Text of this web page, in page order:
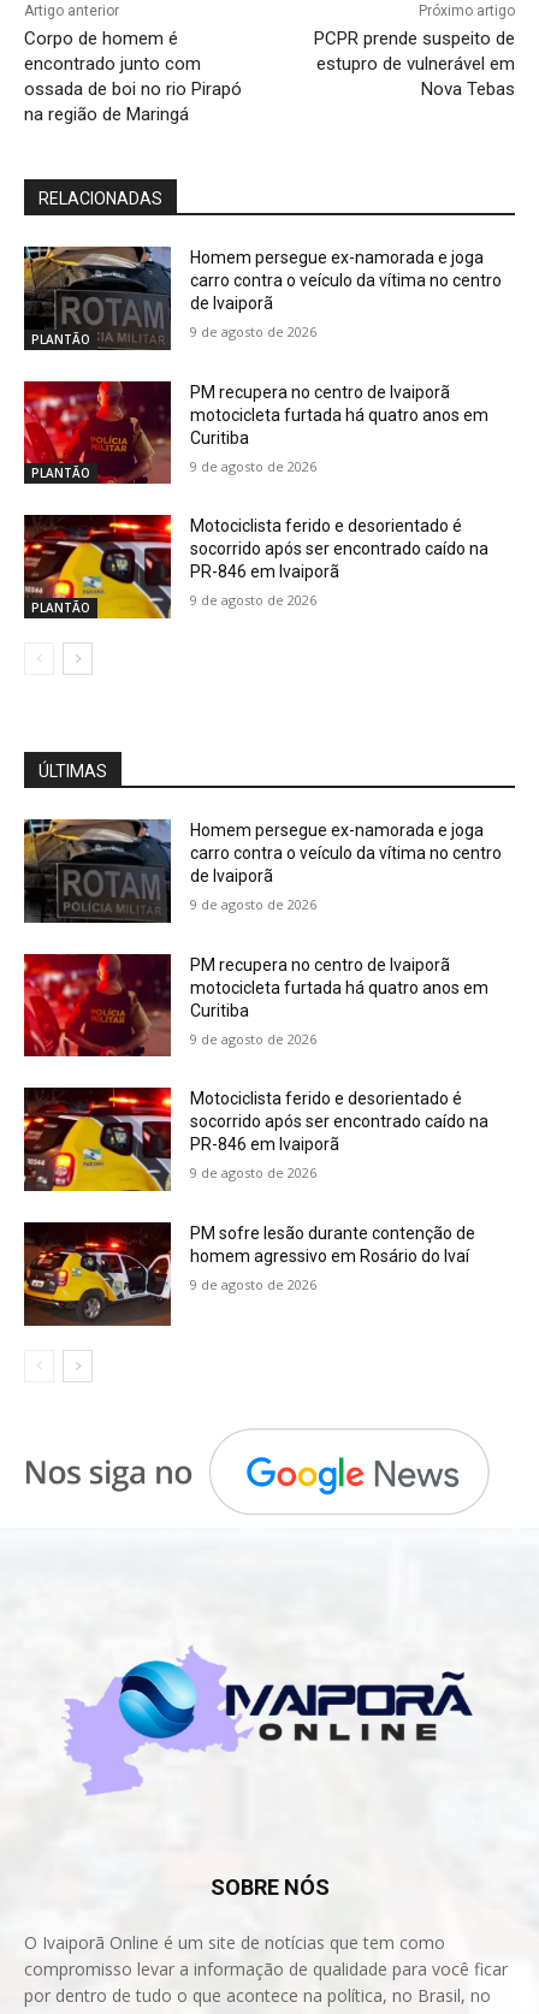
Artigo anterior
Corpo de homem é
encontrado junto com
ossada de boi no rio Pirapó
na região de Maringá
Próximo artigo
PCPR prende suspeito de
estupro de vulnerável em
Nova Tebas
RELACIONADAS
PLANTÃO
Homem persegue ex-namorada e joga
carro contra o veículo da vítima no centro
de Ivaiporã
9 de agosto de 2026
PLANTÃO
PM recupera no centro de Ivaiporã
motocicleta furtada há quatro anos em
Curitiba
9 de agosto de 2026
PLANTÃO
Motociclista ferido e desorientado é
socorrido após ser encontrado caído na
PR-846 em Ivaiporã
9 de agosto de 2026
ÚLTIMAS
Homem persegue ex-namorada e joga
carro contra o veículo da vítima no centro
de Ivaiporã
9 de agosto de 2026
PM recupera no centro de Ivaiporã
motocicleta furtada há quatro anos em
Curitiba
9 de agosto de 2026
Motociclista ferido e desorientado é
socorrido após ser encontrado caído na
PR-846 em Ivaiporã
9 de agosto de 2026
PM sofre lesão durante contenção de
homem agressivo em Rosário do Ivaí
9 de agosto de 2026
SOBRE NÓS
O Ivaiporã Online é um site de notícias que tem como
compromisso levar a informação de qualidade para você ficar
por dentro de tudo o que acontece na política, no Brasil, no